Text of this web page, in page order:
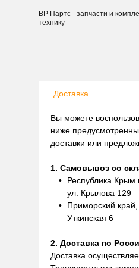
ВР Партс - запчасти и
технику
Доставка
Вы можете
ниже
доставки или
1. Самовывоз со
Республика
ул. Крылова 129
Приморский край,
Уткинская 6
2. Доставка по
Доставка